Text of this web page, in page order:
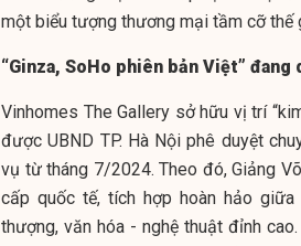
một biểu tượng thương mại tầm cỡ
“Ginza, SoHo phiên bản Việt” đang
Vinhomes The Gallery sở hữu vị trí
được UBND TP. Hà Nội phê duyệt
vụ từ tháng 7/2024. Theo đó, Giảng
cấp quốc tế, tích hợp hoàn hảo
thượng, văn hóa - nghệ thuật đỉnh